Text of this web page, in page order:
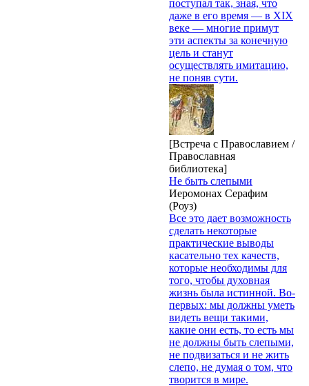
поступал так, зная, что
даже в его время — в XIX
веке — многие примут
эти аспекты за конечную
цель и станут
осуществлять имитацию,
не поняв сути.
[Встреча с Православием /
Православная
библиотека]
Не быть слепыми
Иеромонах Серафим
(Роуз)
Все это дает возможность
сделать некоторые
практические выводы
касательно тех качеств,
которые необходимы для
того, чтобы духовная
жизнь была истинной. Во-
первых: мы должны уметь
видеть вещи такими,
какие они есть, то есть мы
не должны быть слепыми,
не подвизаться и не жить
слепо, не думая о том, что
творится в мире.